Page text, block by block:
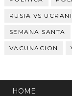
RUSIA VS
SEMANA SANTA
VACUNACION
HOME